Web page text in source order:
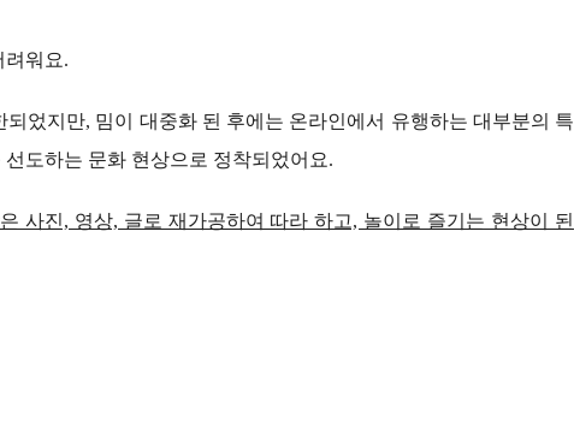
려워요.
었지만, 밈이 대중화 된 후에는 온라인에서 유행하는 대부분의 특
도하는 문화 현상으로 정착되었어요.
사진, 영상, 글로 재가공하여 따라 하고, 놀이로 즐기는 현상이 된